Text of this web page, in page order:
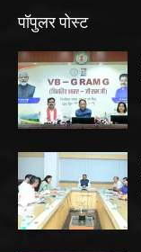
पॉपुलर पोस्ट